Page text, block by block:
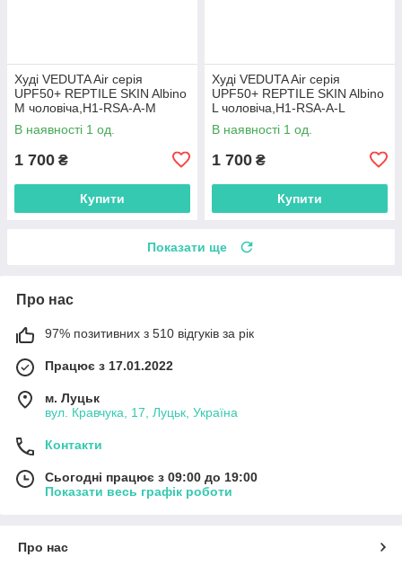
Худі VEDUTA Air серія
UPF50+ REPTILE SKIN Albino
M чоловіча,H1-RSA-A-M
В наявності 1 од.
1 700 ₴
Купити
Худі VEDUTA Air серія
UPF50+ REPTILE SKIN Albino
L чоловіча,H1-RSA-A-L
В наявності 1 од.
1 700 ₴
Купити
Показати ще
Про нас
97% позитивних з 510 відгуків за рік
Працює з 17.01.2022
м. Луцьк
вул. Кравчука, 17, Луцьк, Україна
Контакти
Сьогодні працює з 09:00 до 19:00
Показати весь графік роботи
Про нас